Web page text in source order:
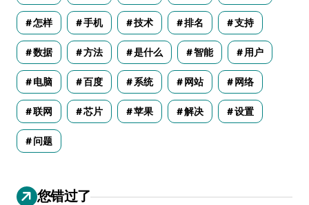
怎样 手机 技术 排名 支持
数据 方法 是什么 智能 用户
电脑 百度 系统 网站 网络
联网 芯片 苹果 解决 设置
问题
您错过了